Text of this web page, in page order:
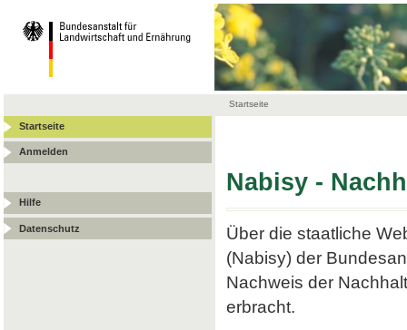
Startseite
Startseite
Anmelden
Hilfe
Datenschutz
Nabisy -
Über die staatliche
(Nabisy) der
Nachweis der
erbracht.